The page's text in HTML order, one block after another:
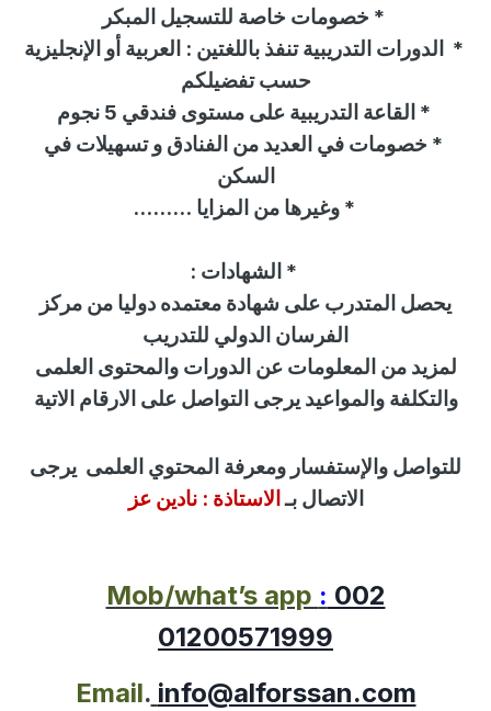
* خصومات خاصة للتسجيل المبكر
*
الدورات التدريبية تنفذ باللغتين : العربية أو الإنجليزية
حسب تفضيلكم
*
القاعة التدريبية على مستوى فندقي 5 نجوم
* خصومات في العديد من الفنادق و تسهيلات في
السكن
* وغيرها من المزايا .........
* الشهادات
يحصل المتدرب على شهادة معتمده دوليا من مركز
الفرسان الدولي للتدريب
لمزيد من المعلومات عن الدورات والمحتوى العلمى
والتكلفة والمواعيد يرجى التواصل على الارقام الاتية
للتواصل والإستفسار ومعرفة المحتوي العلمى
يرجى
الاتصال بـالاستاذة : نادين عز
Mob/what’s app: 002
01200571999
Email. info@alforssan.com